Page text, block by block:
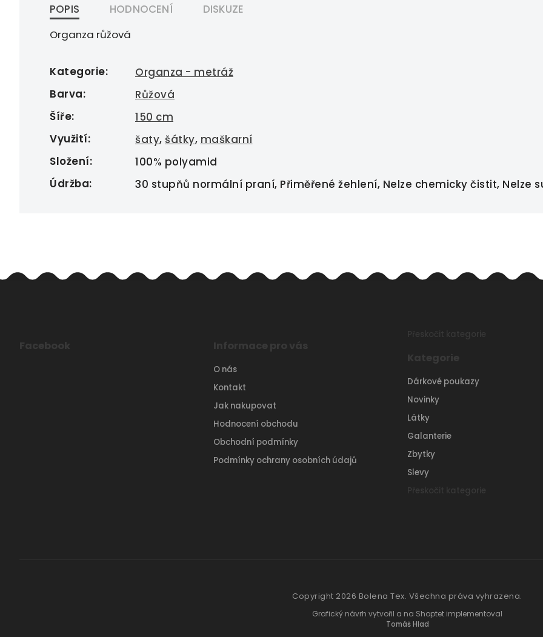
POPIS HODNOCENÍ
DISKUZE
Organza růžová
Kategorie:
Organza - metráž
Barva:
Růžová
Šíře:
150 cm
Využití: šaty, šátky, maškarní
Složení:
100% polyamid
Údržba: 30 stupňů normální praní, Přiměřené žehlení, Nelze chemicky čistit, Nelze
Facebook Informace pro vás
O nás
Kontakt
Jak nakupovat
Hodnocení obchodu
Obchodní podmínky
Podmínky ochrany osobních údajů
Přeskočit kategorie
Kategorie
Dárkové poukazy
Novinky
Látky
Galanterie
Zbytky
Slevy
Přeskočit kategorie
Copyright 2026 Bolena Tex. Všechna práva vyhrazena.
Grafický návrh vytvořil a na Shoptet implementoval
Tomáš Hlad